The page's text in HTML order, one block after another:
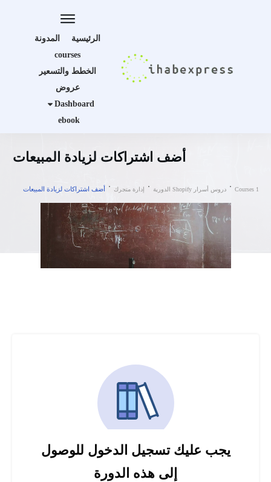
الرئيسية
المدونة
courses
الخطط والتسعير
عروض
Dashboard
ebook
أضف اشتراكات لزيادة المبيعات
Courses 1 دروس أسرار Shopify الدورية إدارة متجرك أضف اشتراكات لزيادة المبيعات
يجب عليك تسجيل الدخول للوصول
إلى هذه الدورة